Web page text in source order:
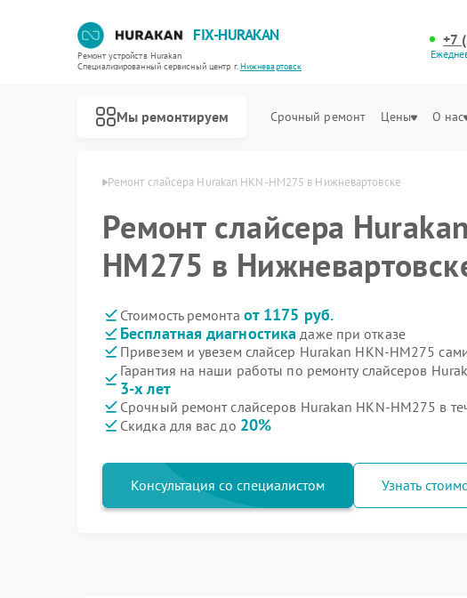
FIX-HURAKAN
Ремонт устройств Hurakan
Специализированный cервисный центр г.Нижневартовск
+7
Мы ремонтируем Срочный ремонт Цены О нас
Ремонт слайсера Hurakan HKN-HM275 в Нижневартовске
Ремонт слайсера
HM275 в
Стоимость ремонта от 1175 руб.
Бесплатная диагностика даже при отказе
Привезем и увезем слайсер Hurakan HKN-HM275
Гарантия на наши работы по ремонту слайсеров
3-х лет
Срочный ремонт слайсеров Hurakan HKN-HM275 в
Скидка для вас до 20%
Консультация со специалистом Узнать